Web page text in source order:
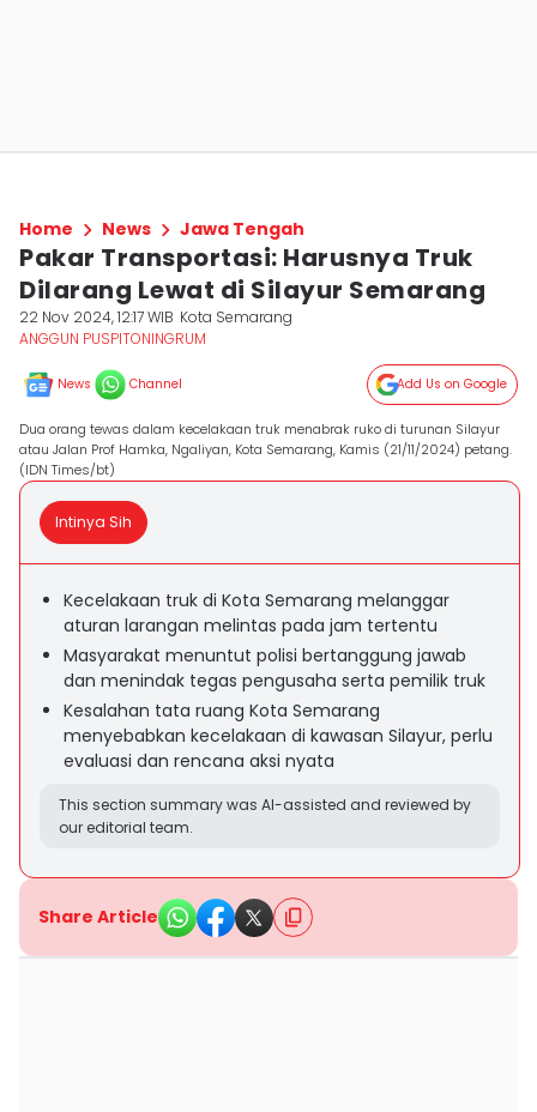
Home News Jawa Tengah
Pakar Transportasi: Harusnya Truk
Dilarang Lewat di Silayur Semarang
22 Nov 2024, 12:17 WIB Kota Semarang
ANGGUN PUSPITONINGRUM
News Channel Add Us on Google
Dua orang tewas dalam kecelakaan truk menabrak ruko di turunan Silayur
atau Jalan Prof Hamka, Ngaliyan, Kota Semarang, Kamis (21/11/2024) petang.
(IDN Times/bt)
Intinya Sih
Kecelakaan truk di Kota Semarang melanggar
aturan larangan melintas pada jam tertentu
Masyarakat menuntut polisi bertanggung jawab
dan menindak tegas pengusaha serta pemilik truk
Kesalahan tata ruang Kota Semarang
menyebabkan kecelakaan di kawasan Silayur, perlu
evaluasi dan rencana aksi nyata
This section summary was AI-assisted and reviewed by
our editorial team.
Share Article